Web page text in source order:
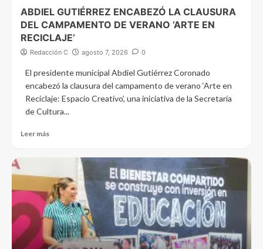
ABDIEL GUTIÉRREZ ENCABEZÓ LA CLAUSURA
DEL CAMPAMENTO DE VERANO ‘ARTE EN
RECICLAJE’
Redacción C agosto 7, 2026 0
El presidente municipal Abdiel Gutiérrez Coronado
encabezó la clausura del campamento de verano ‘Arte en
Reciclaje: Espacio Creativo’, una iniciativa de la Secretaría
de Cultura...
Leer más